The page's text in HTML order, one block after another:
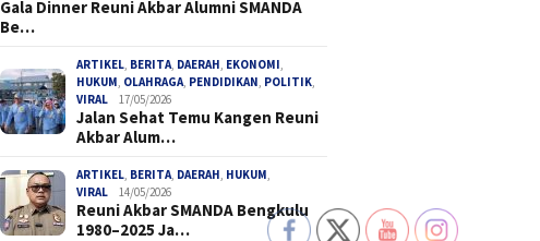
Gala Dinner Reuni Akbar Alumni SMANDA
Be…
ARTIKEL BERITA DAERAH EKONOMI
HUKUM OLAHRAGA PENDIDIKAN POLITIK
VIRAL
17/05/2026
Jalan Sehat Temu Kangen Reuni
Akbar Alum…
ARTIKEL BERITA DAERAH HUKUM
VIRAL
14/05/2026
Reuni Akbar SMANDA Bengkulu
1980–2025 Ja…